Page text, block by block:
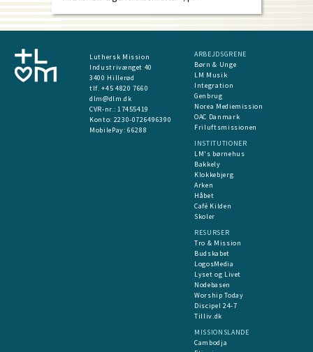
Luthersk Mission
Industrivænget 40
3400 Hillerød
tlf. +45 4820 7660
dlm@dlm.dk
CVR-nr.: 17455419
​Konto: 2230-0726496390
MobilePay:66288
ARBEJDSGRENE
Børn & Unge
LM Musik
Integration
Genbrug
Norea Mediemission
OAC Danmark
Friluftsmissionen
INSTITUTIONER
LM's børnehus
Bakkely
Klokkebjerg
Arken
Håbet
Café Kilden
Skoler
RESURSER
Tro & Mission
Budskabet
LogosMedia
Lyset og Livet
Nodebasen
Worship Today
Discipel 24-7
Tilliv.dk
MISSIONSLANDE
Cambodja